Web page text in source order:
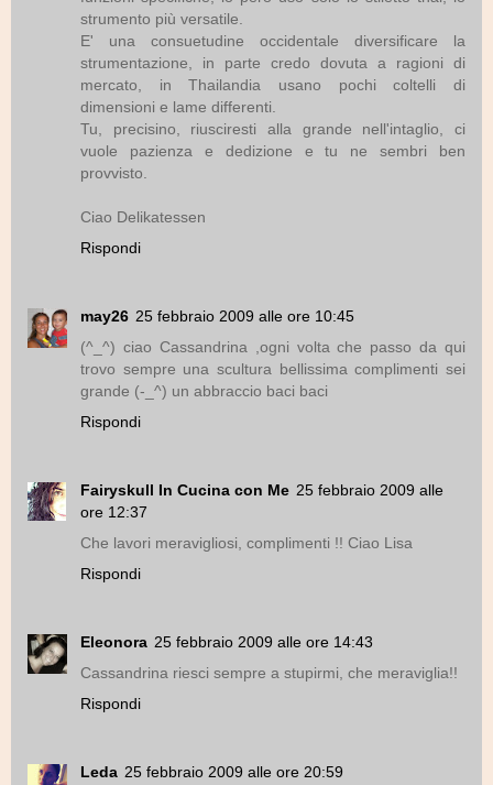
strumento più versatile.
E' una consuetudine occidentale diversificare la
strumentazione, in parte credo dovuta a ragioni di
mercato, in Thailandia usano pochi coltelli di
dimensioni e lame differenti.
Tu, precisino, riusciresti alla grande nell'intaglio, ci
vuole pazienza e dedizione e tu ne sembri ben
provvisto.
Ciao Delikatessen
Rispondi
may26 25 febbraio 2009 alle ore 10:45
(^_^) ciao Cassandrina ,ogni volta che passo da qui
trovo sempre una scultura bellissima complimenti sei
grande (-_^) un abbraccio baci baci
Rispondi
Fairyskull In Cucina con Me 25 febbraio 2009 alle
ore 12:37
Che lavori meravigliosi, complimenti !! Ciao Lisa
Rispondi
Eleonora 25 febbraio 2009 alle ore 14:43
Cassandrina riesci sempre a stupirmi, che meraviglia!!
Rispondi
Leda 25 febbraio 2009 alle ore 20:59